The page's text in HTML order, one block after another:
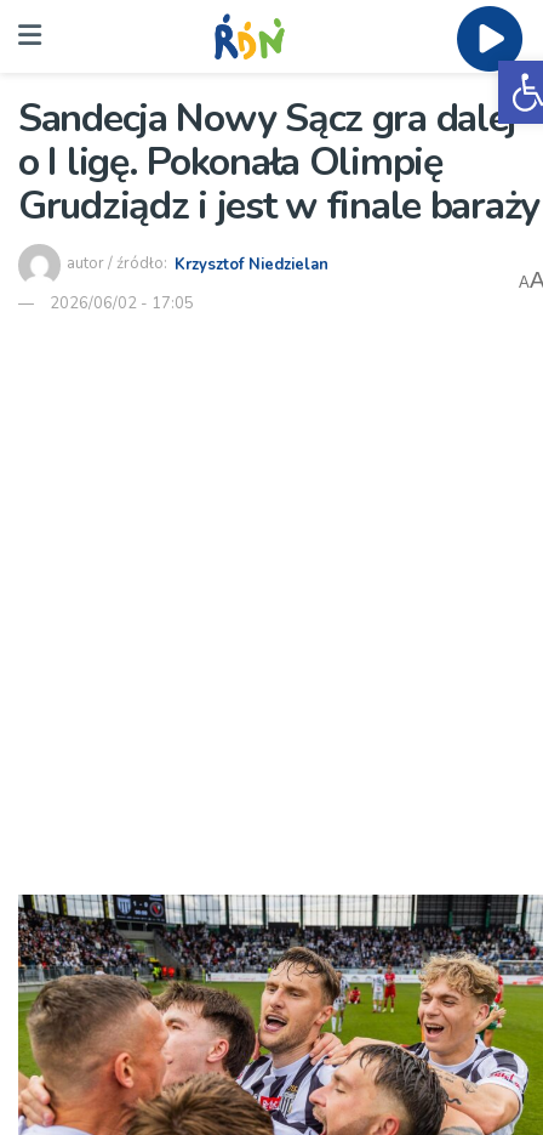
Sandecja Nowy Sącz gra dalej
o I ligę. Pokonała Olimpię
Grudziądz i jest w finale baraży
autor / źródło: Krzysztof Niedzielan
2026/06/02 - 17:05
A